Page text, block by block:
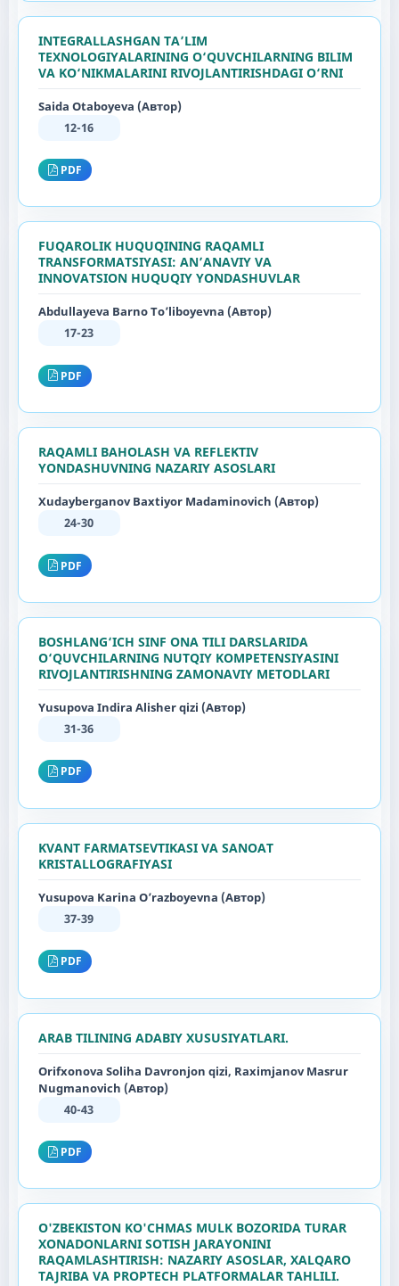
INTEGRALLASHGAN TA’LIM
TEXNOLOGIYALARINING O‘QUVCHILARNING BILIM
VA KO‘NIKMALARINI RIVOJLANTIRISHDAGI O‘RNI
Saida Otaboyeva (Автор)
12-16
PDF
FUQAROLIK HUQUQINING RAQAMLI
TRANSFORMATSIYASI: AN’ANAVIY VA
INNOVATSION HUQUQIY YONDASHUVLAR
Abdullayeva Barno To’liboyevna (Автор)
17-23
PDF
RAQAMLI BAHOLASH VA REFLEKTIV
YONDASHUVNING NAZARIY ASOSLARI
Xudayberganov Baxtiyor Madaminovich (Автор)
24-30
PDF
BOSHLANG‘ICH SINF ONA TILI DARSLARIDA
O‘QUVCHILARNING NUTQIY KOMPETENSIYASINI
RIVOJLANTIRISHNING ZAMONAVIY METODLARI
Yusupova Indira Alisher qizi (Автор)
31-36
PDF
KVANT FARMATSEVTIKASI VA SANOAT
KRISTALLOGRAFIYASI
Yusupova Karina O’razboyevna (Автор)
37-39
PDF
ARAB TILINING ADABIY XUSUSIYATLARI.
Orifxonova Soliha Davronjon qizi, Raximjanov Masrur
Nugmanovich (Автор)
40-43
PDF
O'ZBEKISTON KO'CHMAS MULK BOZORIDA TURAR
XONADONLARNI SOTISH JARAYONINI
RAQAMLASHTIRISH: NAZARIY ASOSLAR, XALQARO
TAJRIBA VA PROPTECH PLATFORMALAR TAHLILI.